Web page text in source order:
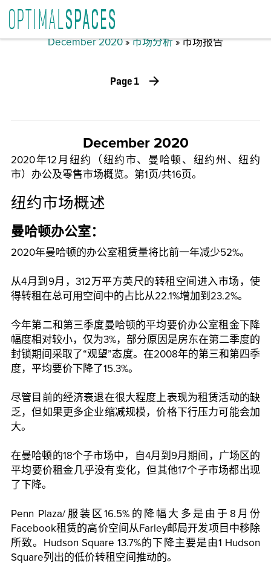
December 2020»市场分析» 市场报告
Page 1
December 2020
2020年12月纽约（纽约市、曼哈顿、纽约州、纽约
市）办公及零售市场概览。第1页/共16页。
纽约市场概述
曼哈顿办公室：
2020年曼哈顿的办公室租赁量将比前一年减少52%。
从4月到9月，312万平方英尺的转租空间进入市场，使
得转租在总可用空间中的占比从22.1%增加到23.2%。
今年第二和第三季度曼哈顿的平均要价办公室租金下降
幅度相对较小，仅为3%，部分原因是房东在第二季度的
封锁期间采取了“观望”态度。在2008年的第三和第四季
度，平均要价下降了15.3%。
尽管目前的经济衰退在很大程度上表现为租赁活动的缺
乏，但如果更多企业缩减规模，价格下行压力可能会加
大。
在曼哈顿的18个子市场中，自4月到9月期间，广场区的
平均要价租金几乎没有变化，但其他17个子市场都出现
了下降。
Penn Plaza/服装区16.5%的降幅大多是由于8月份
Facebook租赁的高价空间从Farley邮局开发项目中移除
所致。Hudson Square 13.7%的下降主要是由1 Hudson
Square列出的低价转租空间推动的。